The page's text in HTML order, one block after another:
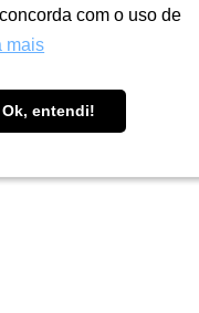
com o uso de
mais
Ok, entendi!
com o uso de
mais
Ok, entendi!